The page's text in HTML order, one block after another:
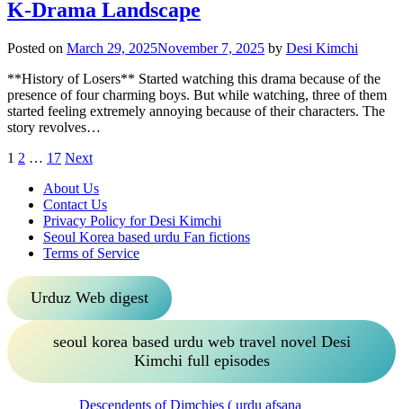
K-Drama Landscape
Posted on March 29, 2025November 7, 2025 by Desi Kimchi
**History of Losers** Started watching this drama because of the
presence of four charming boys. But while watching, three of them
started feeling extremely annoying because of their characters. The
story revolves…
Posts
pagination
1 2 … 17 Next
About Us
Contact Us
Privacy Policy for Desi Kimchi
Seoul Korea based urdu Fan fictions
Terms of Service
Urduz Web digest
seoul korea based urdu web travel novel Desi
Kimchi full episodes
Descendents of Dimchies ( urdu afsana